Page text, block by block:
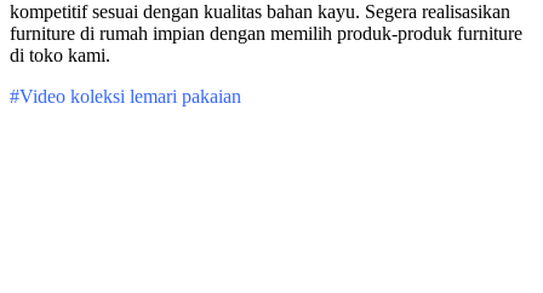
kompetitif sesuai dengan kualitas bahan kayu. Segera realisasikan
furniture di rumah impian dengan memilih produk-produk furniture
di toko kami.
#Video koleksi lemari pakaian